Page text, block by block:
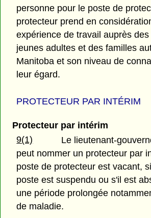
personne pour le poste de
protecteur prend en
expérience de travail auprès
jeunes adultes et des familles
Manitoba et son niveau de
leur égard.
PROTECTEUR PAR INTÉRIM
Protecteur par intérim
9(1)
Le lieutenant-
peut nommer un protecteur par
poste de protecteur est vacant,
poste est suspendu ou s'il est
une période prolongée
de maladie.